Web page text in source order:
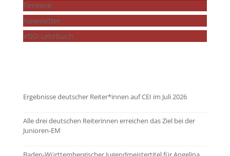
Termine
Newsletter
VDD-Lehrbuch
Ergebnisse deutscher Reiter*innen auf CEI im Juli 2026
Alle drei deutschen Reiterinnen erreichen das Ziel bei der
Junioren-EM